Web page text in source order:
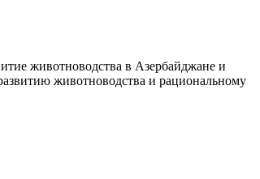
животноводства в Азербайджане и
животноводства и рациональному